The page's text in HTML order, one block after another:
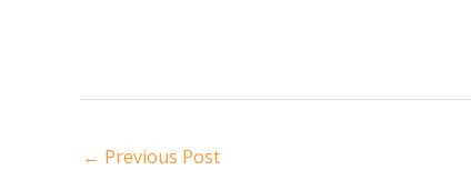
← Previous Post